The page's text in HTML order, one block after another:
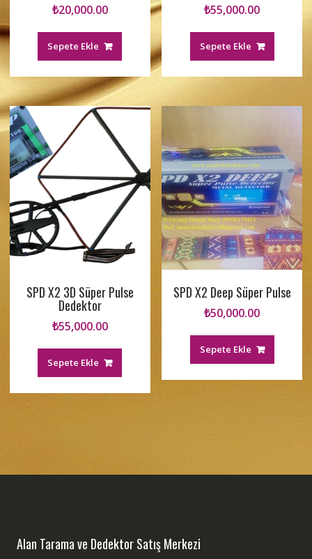
₺20,000.00
Sepete Ekle
₺55,000.00
Sepete Ekle
SPD X2 3D Süper Pulse
Dedektor
₺55,000.00
Sepete Ekle
SPD X2 Deep Süper Pulse
₺50,000.00
Sepete Ekle
Alan Tarama ve Dedektor Satış Merkezi